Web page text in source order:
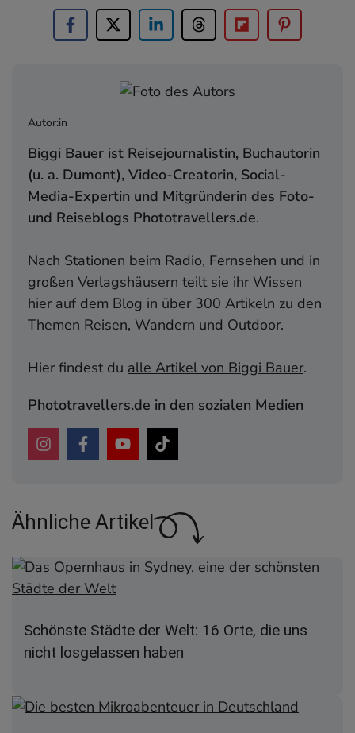
Autor:in
Biggi Bauer ist Reisejournalistin, Buchautorin
(u. a. Dumont), Video-Creatorin, Social-
Media-Expertin und Mitgründerin des Foto-
und Reiseblogs Phototravellers.de.
Nach Stationen beim Radio, Fernsehen und in
großen Verlagshäusern teilt sie ihr Wissen
hier auf dem Blog in über 300 Artikeln zu den
Themen Reisen, Wandern und Outdoor.
Hier findest du alle Artikel von Biggi Bauer.
Phototravellers.de in den sozialen Medien
Ähnliche Artikel
Schönste Städte der Welt: 16 Orte, die uns
nicht losgelassen haben